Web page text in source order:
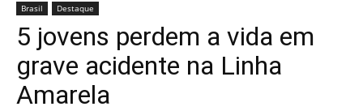
Brasil Destaque
5 jovens perdem a vida em
grave acidente na Linha
Amarela